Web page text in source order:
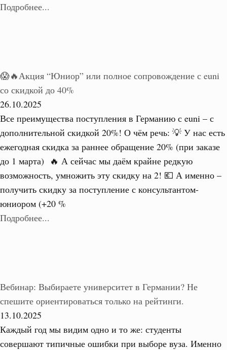
Подробнее...
😱🔥Акция “Юниор” или полное сопровождение с euni
со скидкой до 40%
26.10.2025
Все преимущества поступления в Германию с euni – с
дополнительной скидкой 20%! О чём речь: 💡 У нас есть
ежегодная скидка за раннее обращение 20% (при заказе
до 1 марта) 🔥 А сейчас мы даём крайне редкую
возможность, умножить эту скидку на 2! 💶 А именно –
получить скидку за поступление с консультантом-
юниором (+20 %
Подробнее...
Вебинар: Выбираете университет в Германии? Не
спешите ориентироваться только на рейтинги.
13.10.2025
Каждый год мы видим одно и то же: студенты
совершают типичные ошибки при выборе вуза. Именно